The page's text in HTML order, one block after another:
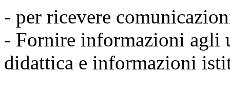
- per ricevere
- Fornire informazioni agli
didattica e informazioni